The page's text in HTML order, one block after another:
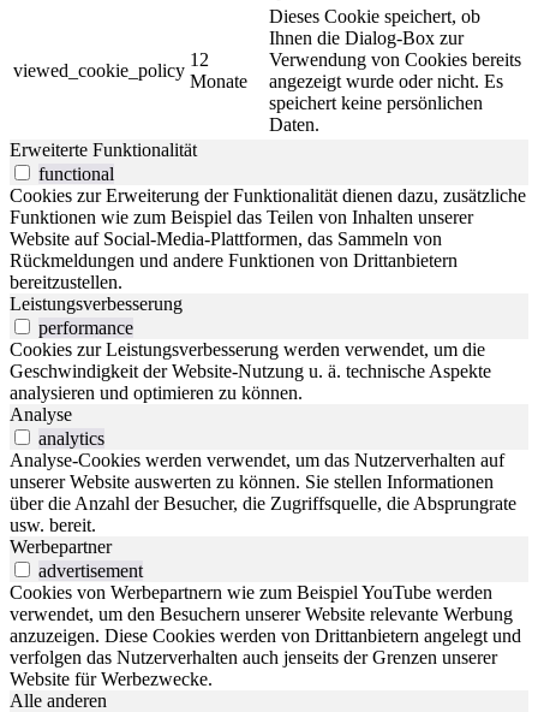
viewed_cookie_policy
12
Monate
Dieses Cookie speichert, ob
Ihnen die Dialog-Box zur
Verwendung von Cookies bereits
angezeigt wurde oder nicht. Es
speichert keine persönlichen
Daten.
Erweiterte Funktionalität
functional
Cookies zur Erweiterung der Funktionalität dienen dazu, zusätzliche
Funktionen wie zum Beispiel das Teilen von Inhalten unserer
Website auf Social-Media-Plattformen, das Sammeln von
Rückmeldungen und andere Funktionen von Drittanbietern
bereitzustellen.
Leistungsverbesserung
performance
Cookies zur Leistungsverbesserung werden verwendet, um die
Geschwindigkeit der Website-Nutzung u. ä. technische Aspekte
analysieren und optimieren zu können.
Analyse
analytics
Analyse-Cookies werden verwendet, um das Nutzerverhalten auf
unserer Website auswerten zu können. Sie stellen Informationen
über die Anzahl der Besucher, die Zugriffsquelle, die Absprungrate
usw. bereit.
Werbepartner
advertisement
Cookies von Werbepartnern wie zum Beispiel YouTube werden
verwendet, um den Besuchern unserer Website relevante Werbung
anzuzeigen. Diese Cookies werden von Drittanbietern angelegt und
verfolgen das Nutzerverhalten auch jenseits der Grenzen unserer
Website für Werbezwecke.
Alle anderen